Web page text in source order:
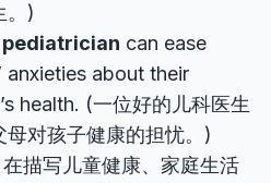
。)
pediatrician can ease
anxieties about their
health. (一位好的儿科医生
母对孩子健康的担忧。)
在描写儿童健康、家庭生活